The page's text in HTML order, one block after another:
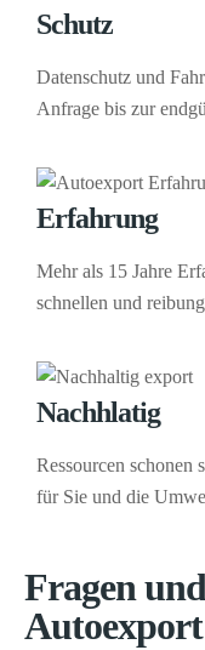
Fragen
Schutz
Datenschutz und
Anfrage bis zur
Erfahrung
Mehr als 15 Jahre
schnellen und
Nachhlatig
Ressourcen schonen
für Sie und die